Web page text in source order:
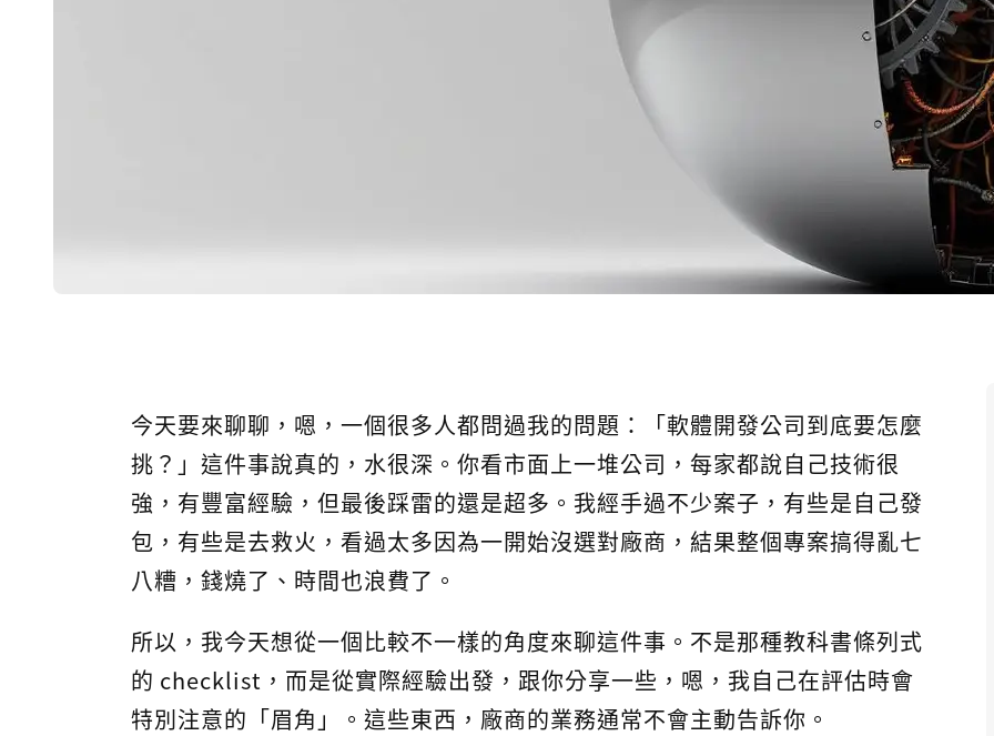
今天要來聊聊，嗯，一個很多人都問過我的問題：「軟體開發公司到底要怎麼
挑？」這件事說真的，水很深。你看市面上一堆公司，每家都說自己技術很
強，有豐富經驗，但最後踩雷的還是超多。我經手過不少案子，有些是自己發
包，有些是去救火，看過太多因為一開始沒選對廠商，結果整個專案搞得亂七
八糟，錢燒了、時間也浪費了。
所以，我今天想從一個比較不一樣的角度來聊這件事。不是那種教科書條列式
的 checklist，而是從實際經驗出發，跟你分享一些，嗯，我自己在評估時會
特別注意的「眉角」。這些東西，廠商的業務通常不會主動告訴你。